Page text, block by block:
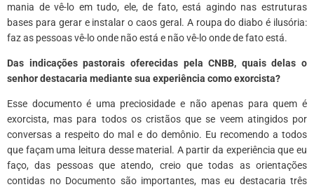
mania de vê-lo em tudo, ele, de fato, está agindo nas estruturas
bases para gerar e instalar o caos geral. A roupa do diabo é ilusória:
faz as pessoas vê-lo onde não está e não vê-lo onde de fato está.
Das indicações pastorais oferecidas pela CNBB, quais delas o
senhor destacaria mediante sua experiência como exorcista?
Esse documento é uma preciosidade e não apenas para quem é
exorcista, mas para todos os cristãos que se veem atingidos por
conversas a respeito do mal e do demônio. Eu recomendo a todos
que façam uma leitura desse material. A partir da experiência que eu
faço, das pessoas que atendo, creio que todas as orientações
contidas no Documento são importantes, mas eu destacaria três